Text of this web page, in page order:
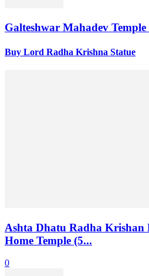
Galteshwar Mahadev
Buy Lord Radha Krishna Statue
Ashta Dhatu Radha Krishan
Home Temple (5...
0